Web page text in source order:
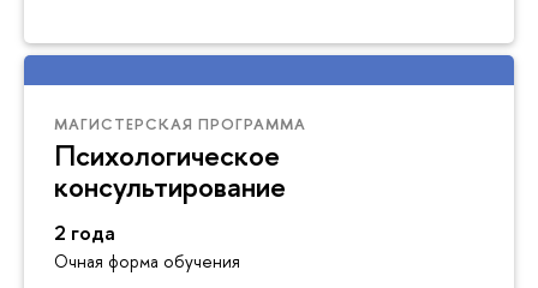
МАГИСТЕРСКАЯ ПРОГРАММА
Психологическое
консультирование
2 года
Очная форма обучения